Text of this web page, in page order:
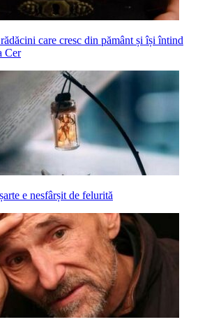
care cresc din pământ și își întind
Cer
e nesfârșit de felurită